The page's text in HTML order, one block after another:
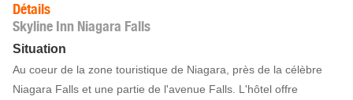
Détails
Skyline Inn Niagara Falls
Situation
Au coeur de la zone touristique de Niagara, près de la célèbre
Niagara Falls et une partie de l'avenue Falls. L'hôtel offre